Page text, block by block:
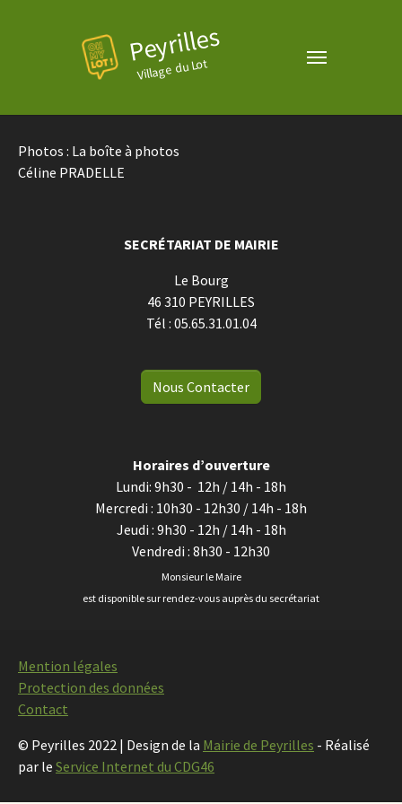
Peyrilles
Village du Lot
Photos : La boîte à photos
Céline PRADELLE
SECRÉTARIAT DE MAIRIE
Le Bourg
46 310 PEYRILLES
Tél : 05.65.31.01.04
Nous Contacter
Horaires d’ouverture
Lundi: 9h30 - 12h / 14h - 18h
Mercredi : 10h30 - 12h30 / 14h - 18h
Jeudi : 9h30 - 12h / 14h - 18h
Vendredi : 8h30 - 12h30
Monsieur le Maire
est disponible sur rendez-vous auprès du secrétariat
Mention légales
Protection des données
Contact
© Peyrilles 2022 | Design de la Mairie de Peyrilles - Réalisé
par le Service Internet du CDG46